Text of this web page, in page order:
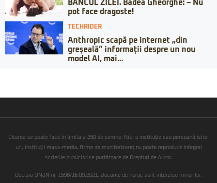
BANCUL ZILEI. Badea Gheorghe: – Nu
pot face dragoste!
TECHRIDER
Anthropic scapă pe internet „din
greșeală” informații despre un nou
model AI, mai...
Citarea se poate face în limita a 250 de semne. Nici o instituţie sau persoană (site-
uri, instituţii mass-media, firme de monitorizare) nu poate reproduce integral
scrierile publicistice purtătoare de Drepturi de Autor.
Decizia ONJN nr. 1598/16.09.2021. Jocurile de noroc sunt interzise minorilor.